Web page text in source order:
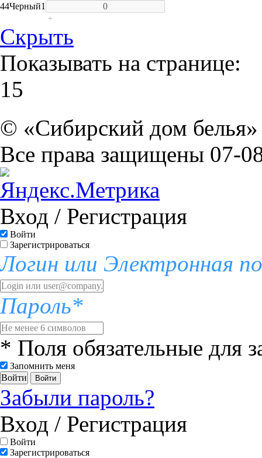
44Черный1
+
Скрыть
Показывать на странице:
15
© «Сибирский дом белья»
Все права защищены 07-
Вход / Регистрация
Войти
Зарегистрироваться
Логин или Электронная
Пароль*
* Поля обязательные для
Запомнить меня
Войти
Забыли пароль?
Вход / Регистрация
Войти
Зарегистрироваться